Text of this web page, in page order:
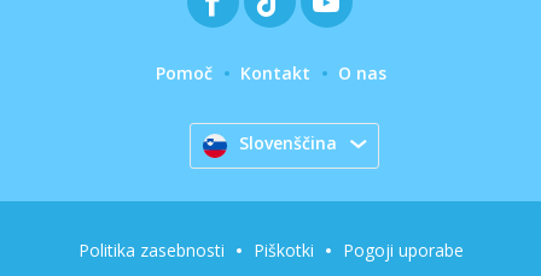
Pomoč Kontakt O nas
Slovenščina
Politika zasebnosti Piškotki Pogoji uporabe